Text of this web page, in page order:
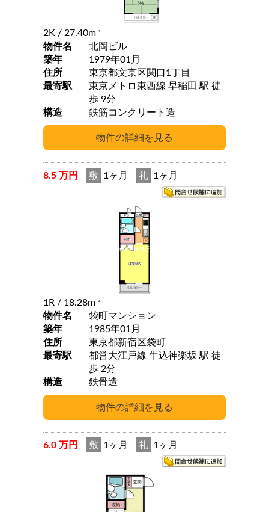
2K / 27.40m 2
物件名
北岡ビル
築年
1979年01月
住所
東京都文京区関口1丁目
最寄駅
東京メトロ東西線 早稲田 駅 徒
歩 9分
構造
鉄筋コンクリート造
8.5 万円 敷 1ヶ月 礼 1ヶ月
1R / 18.28m 2
物件名
袋町マンション
築年
1985年01月
住所
東京都新宿区袋町
最寄駅
都営大江戸線 牛込神楽坂 駅 徒
歩 2分
構造
鉄骨造
6.0 万円 敷 1ヶ月 礼 1ヶ月